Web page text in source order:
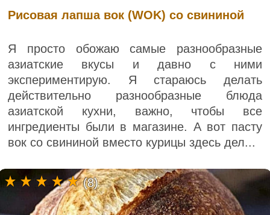
Рисовая лапша вок (WOK) со свининой
Я просто обожаю самые разнообразные
азиатские вкусы и давно с ними
экспериментирую. Я стараюсь делать
действительно разнообразные блюда
азиатской кухни, важно, чтобы все
ингредиенты были в магазине. А вот пасту
вок со свининой вместо курицы здесь дел...
(8)